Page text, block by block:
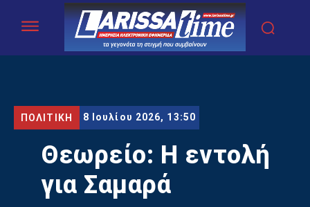
ΠΟΛΙΤΙΚΗ 8 Ιουλίου 2026, 13:50
Θεωρείο: Η εντολή
για Σαμαρά